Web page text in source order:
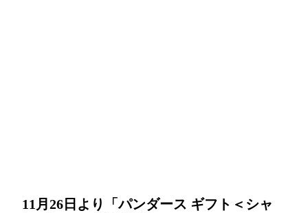
11月26日より「パンダース ギフト＜シャ